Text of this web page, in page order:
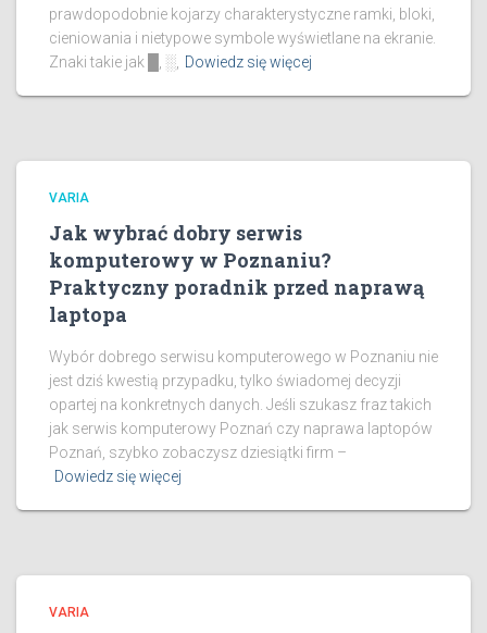
prawdopodobnie kojarzy charakterystyczne ramki, bloki,
cieniowania i nietypowe symbole wyświetlane na ekranie.
Znaki takie jak █, ░, Dowiedz się więcej
VARIA
Jak wybrać dobry serwis
komputerowy w Poznaniu?
Praktyczny poradnik przed naprawą
laptopa
Wybór dobrego serwisu komputerowego w Poznaniu nie
jest dziś kwestią przypadku, tylko świadomej decyzji
opartej na konkretnych danych. Jeśli szukasz fraz takich
jak serwis komputerowy Poznań czy naprawa laptopów
Poznań, szybko zobaczysz dziesiątki firm –
Dowiedz się więcej
VARIA